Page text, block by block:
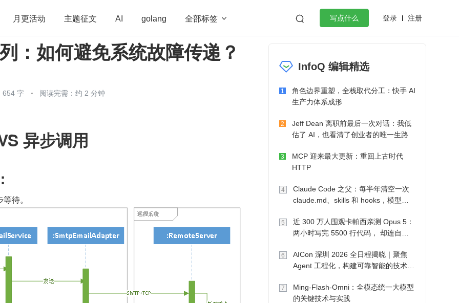
月更活动 主题征文 AI golang 全部标签   写点什么 登录 注册
算法 学习方法 Web3.0 高效工作
微服务架构 flutter
：如何避免系统故障传递？
654 字 阅读完需：约 2 分钟
异步调用
待。
InfoQ 编辑精选
1
角色边界重塑，全栈取代分工：快手 AI
生产力体系成形
2
Jeff Dean 离职前最后一次对话：我低
估了 AI，也看清了创业者的唯一生路
3
MCP 迎来最大更新：重回上古时代
HTTP
4
Claude Code 之父：每半年清空一次
claude.md、skills 和 hooks，模型自
5
近 300 万人围观卡帕西亲测 Opus 5：
两小时写完 5500 行代码， 却连自己
6
AICon 深圳 2026 全日程揭晓｜聚焦
Agent 工程化，构建可靠智能的技术路
7
Ming-Flash-Omni：全模态统一大模型
的关键技术与实践